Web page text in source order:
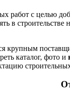
работ с целью
в
крупным
каталог, фото и